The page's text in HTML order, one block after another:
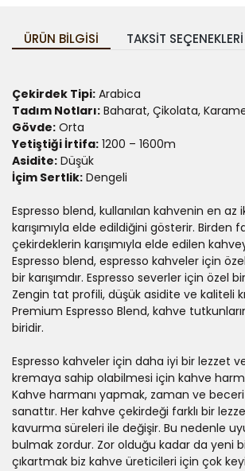
ÜRÜN BILGISI TAKSIT SEÇENEKLERI
Çekirdek Tipi: Arabica
Tadım Notları: Baharat, Çikolata,
Gövde: Orta
Yetiştiği İrtifa: 1200 – 1600m
Asidite: Düşük
İçim Sertlik: Dengeli
Espresso blend, kullanılan kahvenin en az
karışımıyla elde edildiğini gösterir. Birden
çekirdeklerin karışımıyla elde edilen
Espresso blend, espresso kahveler için
bir karışımdır. Espresso severler için özel
Zengin tat profili, düşük asidite ve kaliteli
Premium Espresso Blend, kahve
biridir.
Espresso kahveler için daha iyi bir lezzet
kremaya sahip olabilmesi için kahve
Kahve harmanı yapmak, zaman ve
sanattır. Her kahve çekirdeği farklı bir
kavurma süreleri ile değişir. Bu nedenle
bulmak zordur. Zor olduğu kadar da yeni
çıkartmak biz kahve üreticileri için çok